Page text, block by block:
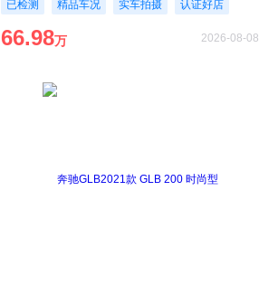
已检测
精品车况 实车拍摄 认证好店
66.98万 2026-08-08